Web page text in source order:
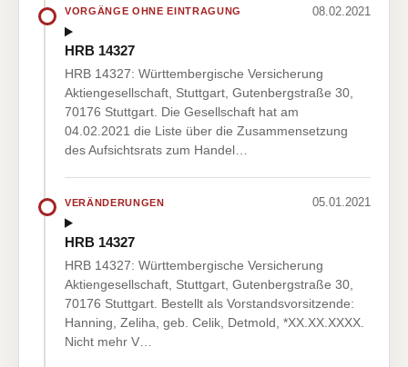
VORGÄNGE OHNE EINTRAGUNG 08.02.2021
HRB 14327
HRB 14327: Württembergische Versicherung
Aktiengesellschaft, Stuttgart, Gutenbergstraße 30,
70176 Stuttgart. Die Gesellschaft hat am
04.02.2021 die Liste über die Zusammensetzung
des Aufsichtsrats zum Handel…
VERÄNDERUNGEN 05.01.2021
HRB 14327
HRB 14327: Württembergische Versicherung
Aktiengesellschaft, Stuttgart, Gutenbergstraße 30,
70176 Stuttgart. Bestellt als Vorstandsvorsitzende:
Hanning, Zeliha, geb. Celik, Detmold, *XX.XX.XXXX.
Nicht mehr V…